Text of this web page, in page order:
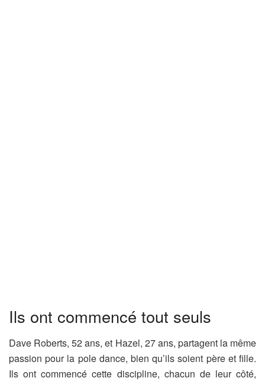
Ils ont commencé tout seuls
Dave Roberts, 52 ans, et Hazel, 27 ans, partagent la même
passion pour la pole dance, bien qu’ils soient père et fille.
Ils ont commencé cette discipline, chacun de leur côté,